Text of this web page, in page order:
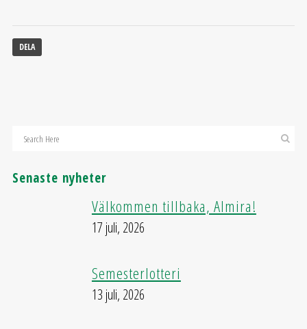
DELA
Senaste nyheter
Välkommen tillbaka, Almira!
17 juli, 2026
Semesterlotteri
13 juli, 2026